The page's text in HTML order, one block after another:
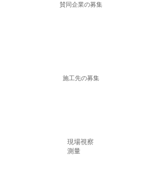
​賛同企業の募集
施工先の募集
​現場視察
測量